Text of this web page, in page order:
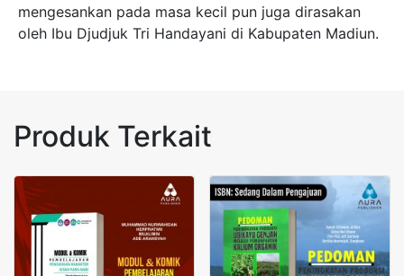
mengesankan pada masa kecil pun juga dirasakan
oleh Ibu Djudjuk Tri Handayani di Kabupaten Madiun.
Produk Terkait